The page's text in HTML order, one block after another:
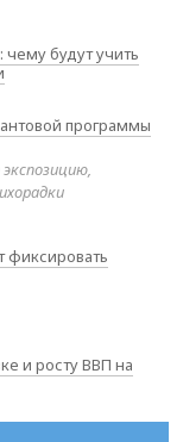
будут учить
программы
фиксировать
и росту ВВП на